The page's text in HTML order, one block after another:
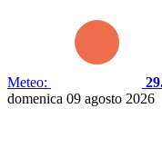
Meteo:
domenica 09 agosto 2026